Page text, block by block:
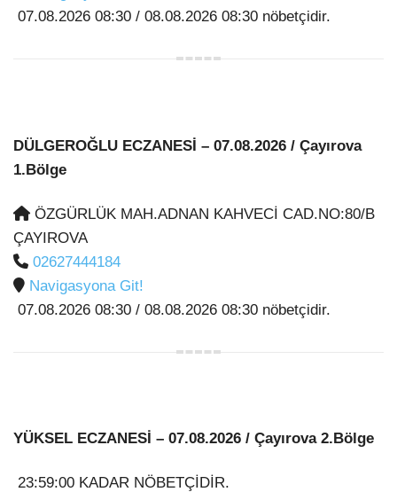
07.08.2026 08:30 / 08.08.2026 08:30 nöbetçidir.
DÜLGEROĞLU ECZANESİ – 07.08.2026 / Çayırova
1.Bölge
ÖZGÜRLÜK MAH.ADNAN KAHVECİ CAD.NO:80/B
ÇAYIROVA
02627444184
Navigasyona Git!
07.08.2026 08:30 / 08.08.2026 08:30 nöbetçidir.
YÜKSEL ECZANESİ – 07.08.2026 / Çayırova 2.Bölge
23:59:00 KADAR NÖBETÇİDİR.